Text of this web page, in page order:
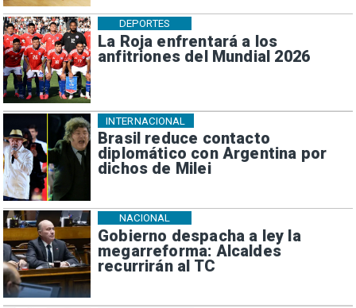
La Roja enfrentará a los
anfitriones del Mundial 2026
DEPORTES
Brasil reduce contacto
diplomático con Argentina por
dichos de Milei
INTERNACIONAL
Gobierno despacha a ley la
megarreforma: Alcaldes
recurrirán al TC
NACIONAL